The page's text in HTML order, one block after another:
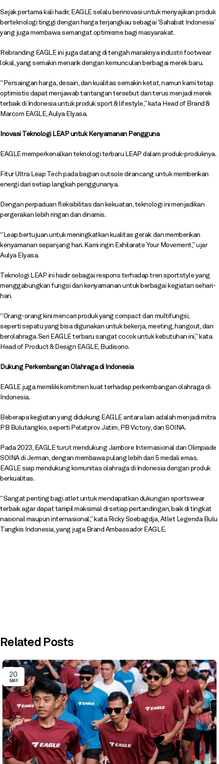
Sejak pertama kali hadir, EAGLE selalu berinovasi untuk menyajikan produk
berteknologi tinggi dengan harga terjangkau sebagai ‘Sahabat Indonesia’
yang juga membawa semangat optimisme bagi masyarakat.
Rebranding EAGLE ini juga datang di tengah maraknya industri footwear
lokal, yang semakin menarik dengan kemunculan berbagai merek baru.
“Persaingan harga, desain, dan kualitas semakin ketat, namun kami tetap
optimistis dapat menjawab tantangan tersebut dan terus menjadi merek
terbaik di Indonesia untuk produk sport & lifestyle,” kata Head of Brand &
Marcom EAGLE, Aulya Elyasa.
Inovasi Teknologi LEAP untuk Kenyamanan Pengguna
EAGLE memperkenalkan teknologi terbaru LEAP dalam produk-produknya.
Fitur Ultra Leap Tech pada bagian outsole dirancang untuk memberikan
energi dari setiap langkah penggunanya.
Dengan perpaduan fleksibilitas dan kekuatan, teknologi ini menjadikan
pergerakan lebih ringan dan dinamis.
“Leap bertujuan untuk meningkatkan kualitas gerak dan memberikan
kenyamanan sepanjang hari. Kami ingin Exhilarate Your Movement,” ujar
Aulya Elyasa.
Teknologi LEAP ini hadir sebagai respons terhadap tren sportstyle yang
menggabungkan fungsi dan kenyamanan untuk berbagai kegiatan sehari-
hari.
“Orang-orang kini mencari produk yang compact dan multifungsi,
sepertisepatuyang bisa digunakan untuk bekerja, meeting, hangout, dan
berolahraga. Seri EAGLE terbaru sangat cocok untuk kebutuhan ini,” kata
Head of Product & Design EAGLE, Budisono.
Dukung Perkembangan Olahraga di Indonesia
EAGLE juga memiliki komitmen kuat terhadap perkembangan olahraga di
Indonesia.
Beberapa kegiatan yang didukung EAGLE antara lain adalah menjadi mitra
PB Bulutangkis, seperti Pelatprov Jatim, PB Victory, dan SOINA.
Pada 2023, EAGLE turut mendukung Jambore Internasional dan Olimpiade
SOINA di Jerman, dengan membawa pulang lebih dari 5 medali emas.
EAGLE siap mendukung komunitas olahraga di Indonesia dengan produk
berkualitas.
“Sangat penting bagi atlet untuk mendapatkan dukungan sportswear
terbaik agar dapat tampil maksimal di setiap pertandingan, baik di tingkat
nasional maupun internasional,” kata Ricky Soebagdja, Atlet Legenda Bulu
Tangkis Indonesia, yang juga Brand Ambassador EAGLE.
Related Posts
20
MAY